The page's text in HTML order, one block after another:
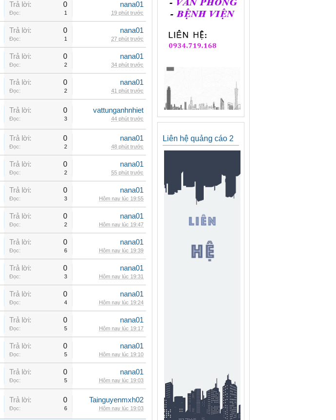
Trả lời: 0
Đọc: 1
nana01
19 phút trước
Trả lời: 0
Đọc: 1
nana01
27 phút trước
Trả lời: 0
Đọc: 2
nana01
34 phút trước
Trả lời: 0
Đọc: 2
nana01
41 phút trước
Trả lời: 0
Đọc: 3
vattunganhnhiet
44 phút trước
Trả lời: 0
Đọc: 2
nana01
48 phút trước
Trả lời: 0
Đọc: 2
nana01
55 phút trước
Trả lời: 0
Đọc: 3
nana01
Hôm nay lúc 19:55
Trả lời: 0
Đọc: 2
nana01
Hôm nay lúc 19:47
Trả lời: 0
Đọc: 6
nana01
Hôm nay lúc 19:39
Trả lời: 0
Đọc: 3
nana01
Hôm nay lúc 19:31
Trả lời: 0
Đọc: 4
nana01
Hôm nay lúc 19:24
Trả lời: 0
Đọc: 5
nana01
Hôm nay lúc 19:17
Trả lời: 0
Đọc: 5
nana01
Hôm nay lúc 19:10
Trả lời: 0
Đọc: 5
nana01
Hôm nay lúc 19:03
Trả lời: 0
Đọc: 6
Tainguyenmxh02
Hôm nay lúc 19:03
Liên hệ quảng cáo 2